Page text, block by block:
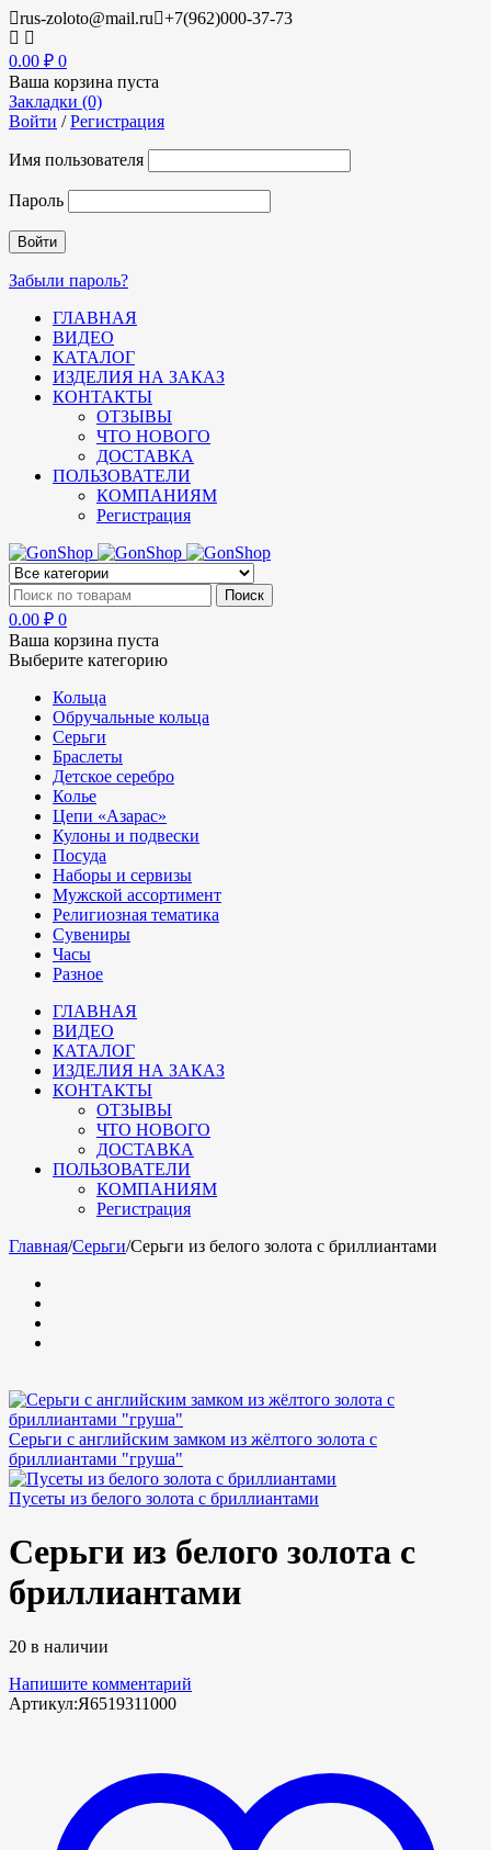
rus-zoloto@mail.ru +7(962)000-37-73
0.00 ₽ 0
Ваша корзина пуста
Закладки (0)
Войти /Регистрация
Имя пользователя
Пароль
Забыли пароль?
ГЛАВНАЯ
ВИДЕО
КАТАЛОГ
ИЗДЕЛИЯ НА ЗАКАЗ
КОНТАКТЫ
ОТЗЫВЫ
ЧТО НОВОГО
ДОСТАВКА
ПОЛЬЗОВАТЕЛИ
КОМПАНИЯМ
Регистрация
0.00 ₽ 0
Ваша корзина пуста
Выберите категорию
Кольца
Обручальные кольца
Серьги
Браслеты
Детское серебро
Колье
Цепи «Азарас»
Кулоны и подвески
Посуда
Наборы и сервизы
Мужской ассортимент
Религиозная тематика
Сувениры
Часы
Разное
ГЛАВНАЯ
ВИДЕО
КАТАЛОГ
ИЗДЕЛИЯ НА ЗАКАЗ
КОНТАКТЫ
ОТЗЫВЫ
ЧТО НОВОГО
ДОСТАВКА
ПОЛЬЗОВАТЕЛИ
КОМПАНИЯМ
Регистрация
Главная/Серьги/Серьги из белого золота с бриллиантами
Серьги с английским замком из жёлтого золота с
бриллиантами "груша"
Пусеты из белого золота с бриллиантами
Серьги из белого золота с
бриллиантами
20 в наличии
Напишите комментарий
Артикул:Я6519311000